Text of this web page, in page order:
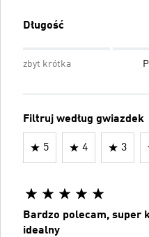
Długość
zbyt krótka
Filtruj według gwiazdek
5 4 3
Bardzo polecam, super
idealny